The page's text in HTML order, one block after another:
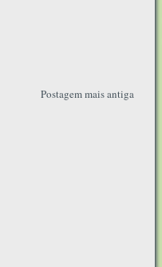
Postagem mais antiga